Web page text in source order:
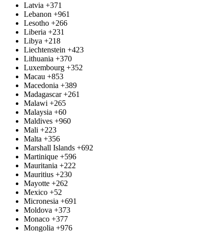
Latvia +371
Lebanon +961
Lesotho +266
Liberia +231
Libya +218
Liechtenstein +423
Lithuania +370
Luxembourg +352
Macau +853
Macedonia +389
Madagascar +261
Malawi +265
Malaysia +60
Maldives +960
Mali +223
Malta +356
Marshall Islands +692
Martinique +596
Mauritania +222
Mauritius +230
Mayotte +262
Mexico +52
Micronesia +691
Moldova +373
Monaco +377
Mongolia +976